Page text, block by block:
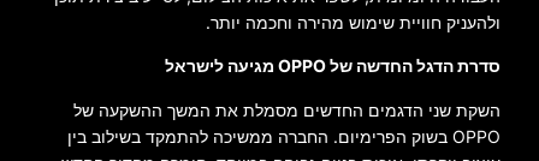
ולהעניק חוויית שימוש מהירה וחכמה יותר.
סדרת הדגל החדשה של OPPO מגיעה לישראל
השקת שני הדגמים החדשים מסמלת את המשך ההשקעה של
OPPO בשוק הפרימיום. החברה ממשיכה להתמקד בשילוב בין